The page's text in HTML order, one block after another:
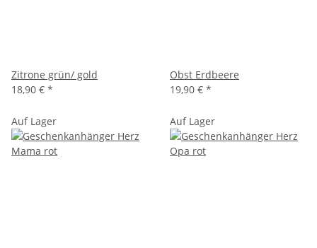
Zitrone grün/ gold
18,90 € *
Obst Erdbeere
19,90 € *
Auf Lager Auf Lager